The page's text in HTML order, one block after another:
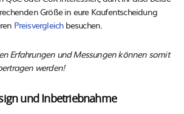
Größe in eure Kaufentscheidung
Preisvergleichbesuchen.
Erfahrungen und Messungen können somit
werden!
und Inbetriebnahme